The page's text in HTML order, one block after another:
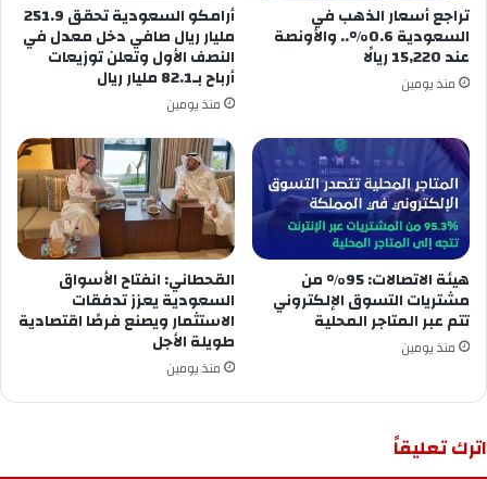
تراجع أسعار الذهب في
السعودية 0.6%.. والأونصة
عند 15,220 ريالًا
منذ يومين
أرامكو السعودية تحقق 251.9
مليار ريال صافي دخل معدل في
النصف الأول وتعلن توزيعات
أرباح بـ82.1 مليار ريال
منذ يومين
هيئة الاتصالات: 95% من
مشتريات التسوق الإلكتروني
تتم عبر المتاجر المحلية
منذ يومين
القحطاني: انفتاح الأسواق
السعودية يعزز تدفقات
الاستثمار ويصنع فرصًا اقتصادية
طويلة الأجل
منذ يومين
اترك تعليقاً